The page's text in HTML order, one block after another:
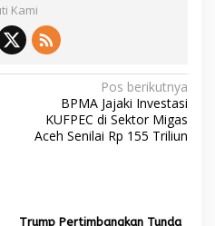
Kami
Pos berikutnya
BPMA Jajaki Investasi
KUFPEC di Sektor Migas
Aceh Senilai Rp 155 Triliun
Trump Pertimbangkan Tunda